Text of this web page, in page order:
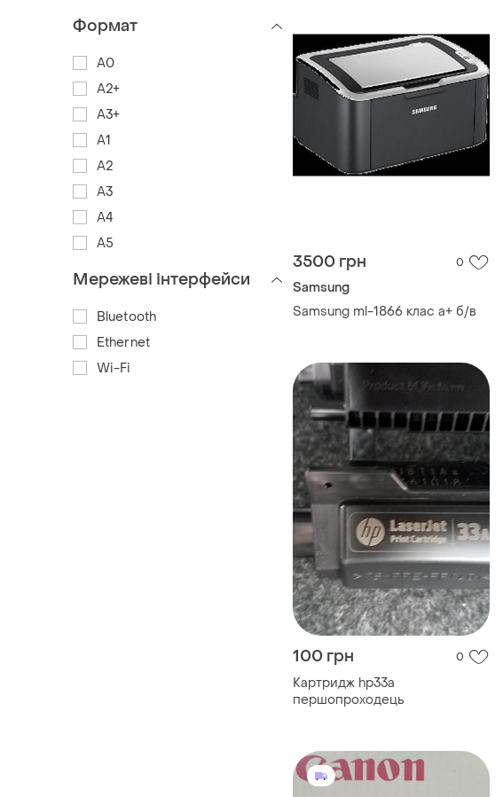
3500 грн 0
Samsung
Samsung ml-1866 клас a+ б/в
100 грн 0
Картридж hp33a
першопроходець
Формат
A0
A2+
A3+
А1
А2
А3
А4
А5
Мережеві інтерфейси
Bluetooth
Ethernet
Wi-Fi